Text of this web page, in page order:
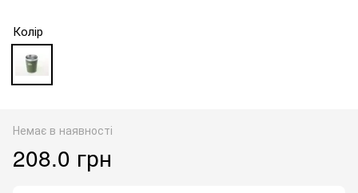
Колір
Немає в наявності
208.0 грн